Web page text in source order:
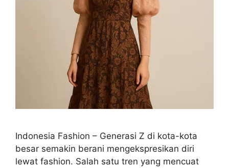
Indonesia Fashion – Generasi Z di kota-kota
besar semakin berani mengekspresikan diri
lewat fashion. Salah satu tren yang mencuat